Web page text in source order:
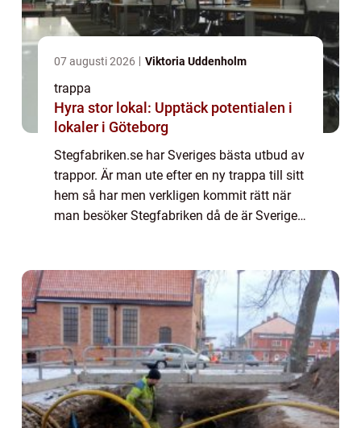
07 augusti 2026 Viktoria Uddenholm
trappa
Hyra stor lokal: Upptäck potentialen i
lokaler i Göteborg
Stegfabriken.se har Sveriges bästa utbud av
trappor. Är man ute efter en ny trappa till sitt
hem så har men verkligen kommit rätt när
man besöker Stegfabriken då de är Sveriges